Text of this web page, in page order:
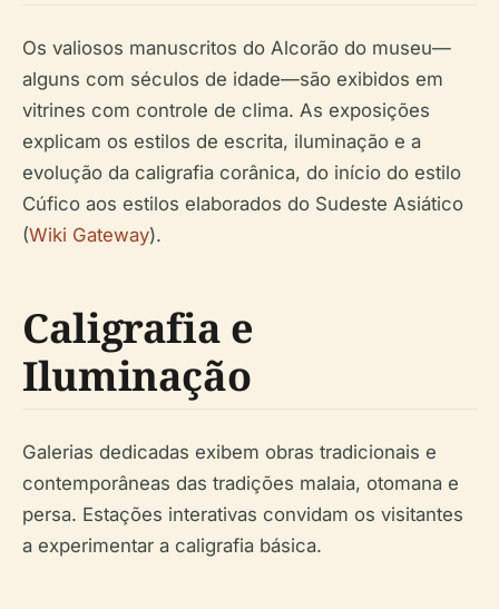
Os valiosos manuscritos do Alcorão do museu—
alguns com séculos de idade—são exibidos em
vitrines com controle de clima. As exposições
explicam os estilos de escrita, iluminação e a
evolução da caligrafia corânica, do início do estilo
Cúfico aos estilos elaborados do Sudeste Asiático
(Wiki Gateway).
Caligrafia e
Iluminação
Galerias dedicadas exibem obras tradicionais e
contemporâneas das tradições malaia, otomana e
persa. Estações interativas convidam os visitantes
a experimentar a caligrafia básica.